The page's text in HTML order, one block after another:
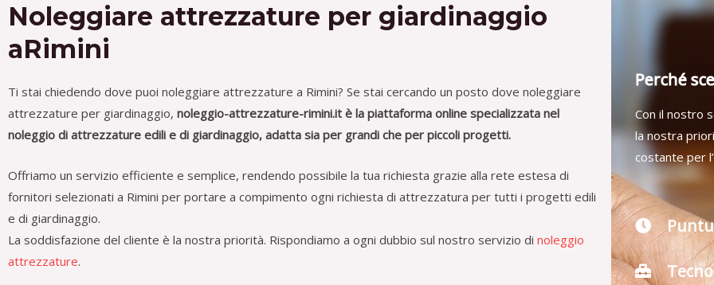
Noleggiare attrezzature per giardinaggio
aRimini
Ti stai chiedendo dove puoi noleggiare attrezzature a Rimini? Se stai cercando un posto dove noleggiare
attrezzature per giardinaggio, noleggio-attrezzature-rimini.it è la piattaforma online specializzata nel
noleggio di attrezzature edili e di giardinaggio, adatta sia per grandi che per piccoli progetti.
Offriamo un servizio efficiente e semplice, rendendo possibile la tua richiesta grazie alla rete estesa di
fornitori selezionati a Rimini per portare a compimento ogni richiesta di attrezzatura per tutti i progetti edili
e di giardinaggio.
La soddisfazione del cliente è la nostra priorità. Rispondiamo a ogni dubbio sul nostro servizio di noleggio
attrezzature.
Perché
Con il nostro
la nostra
costante per